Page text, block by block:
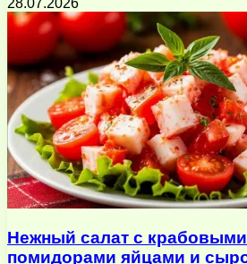
Нежный салат с
помидорами яйцами и